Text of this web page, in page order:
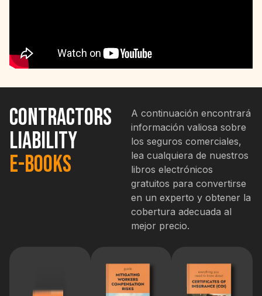
Contractors
Liability
E-books
A continuación encontrará
información valiosa sobre
los seguros comerciales,
lea cualquiera de nuestros
libros electrónicos
gratuitos para convertirse
en un experto y obtener la
cobertura adecuada al
mejor precio.